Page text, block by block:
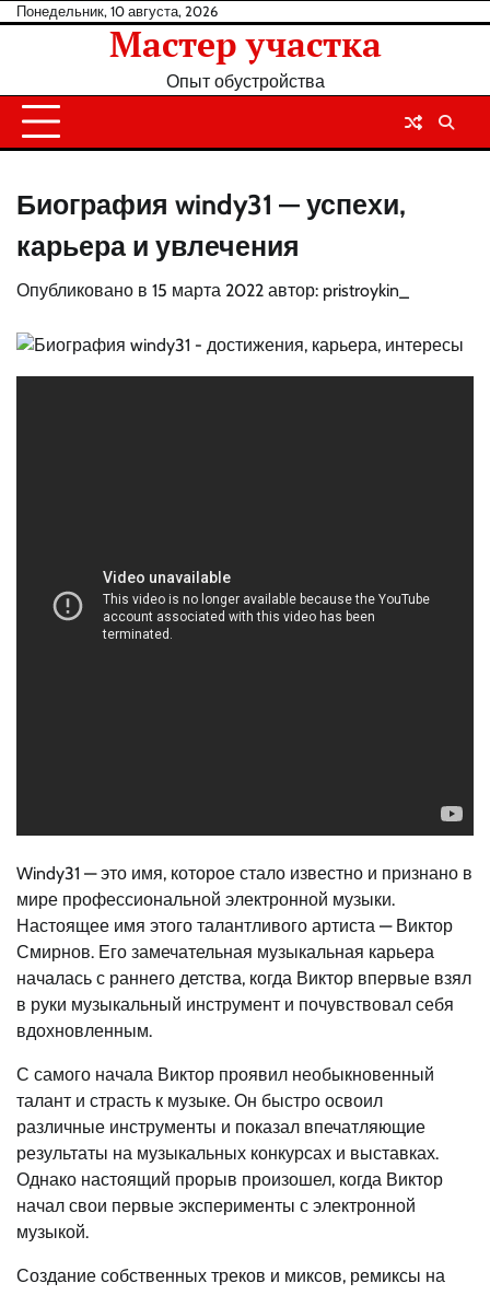
Перейти
Понедельник, 10 августа, 2026
Мастер участка
Опыт обустройства
Биография windy31 — успехи,
карьера и увлечения
Опубликовано в 15 марта 2022 автор: pristroykin_
Windy31 — это имя, которое стало известно и признано в
мире профессиональной электронной музыки.
Настоящее имя этого талантливого артиста — Виктор
Смирнов. Его замечательная музыкальная карьера
началась с раннего детства, когда Виктор впервые взял
в руки музыкальный инструмент и почувствовал себя
вдохновленным.
С самого начала Виктор проявил необыкновенный
талант и страсть к музыке. Он быстро освоил
различные инструменты и показал впечатляющие
результаты на музыкальных конкурсах и выставках.
Однако настоящий прорыв произошел, когда Виктор
начал свои первые эксперименты с электронной
музыкой.
Создание собственных треков и миксов, ремиксы на